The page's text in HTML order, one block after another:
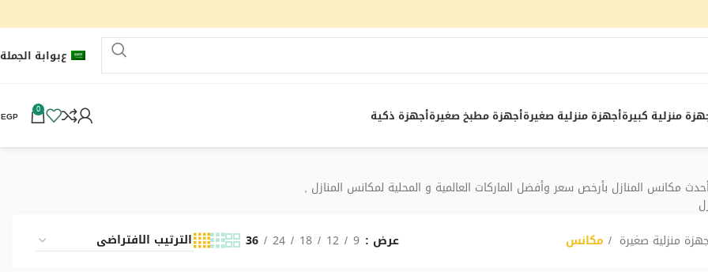
عبوابة الجملة
منزلية كبيرةأجهزة منزلية صغيرةأجهزة مطبخ صغيرةأجهزة ذكية 0
EGP
أحدث مكانس المنازل بأرخص سعر وأفضل الماركات العالمية و المحلية لمكانس المنازل ,
منزلية صغيرة مكانس عرض 9
12
18
24
36